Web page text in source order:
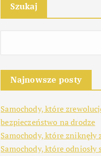
Szukaj
Najnowsze posty
Samochody, które
bezpieczeństwo na drodze
Samochody, które
Samochody, które odniosły